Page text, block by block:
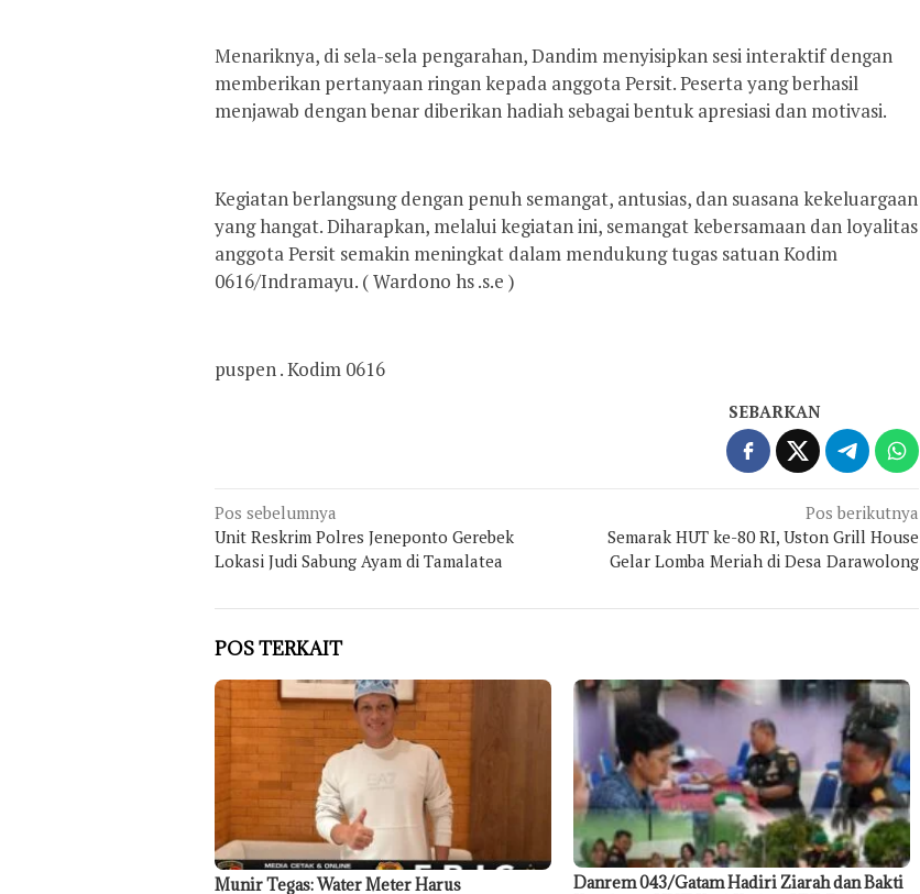
Menariknya, di sela-sela pengarahan, Dandim menyisipkan sesi interaktif dengan
memberikan pertanyaan ringan kepada anggota Persit. Peserta yang berhasil
menjawab dengan benar diberikan hadiah sebagai bentuk apresiasi dan motivasi.
Kegiatan berlangsung dengan penuh semangat, antusias, dan suasana kekeluargaan
yang hangat. Diharapkan, melalui kegiatan ini, semangat kebersamaan dan loyalitas
anggota Persit semakin meningkat dalam mendukung tugas satuan Kodim
0616/Indramayu. ( Wardono hs .s.e )
puspen . Kodim 0616
SEBARKAN
Navigasi
pos
Pos sebelumnya
Unit Reskrim Polres Jeneponto Gerebek
Lokasi Judi Sabung Ayam di Tamalatea
Pos berikutnya
Semarak HUT ke-80 RI, Uston Grill House
Gelar Lomba Meriah di Desa Darawolong
POS TERKAIT
Munir Tegas: Water Meter Harus
Danrem 043/Gatam Hadiri Ziarah dan Bakti